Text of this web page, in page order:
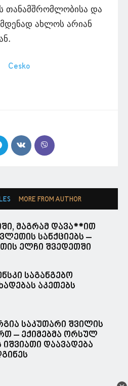
თანამშრომლობისა და
ახლოს არიან
MORE FROM AUTHOR
მაგრამ დავა**ით
სანქციებს –
ელჩი შვედეთში
საგანგებო
აკეთებს
საკუთარი შვილის
– ექიმებმა ორსულ
იშვიათი დაავადება